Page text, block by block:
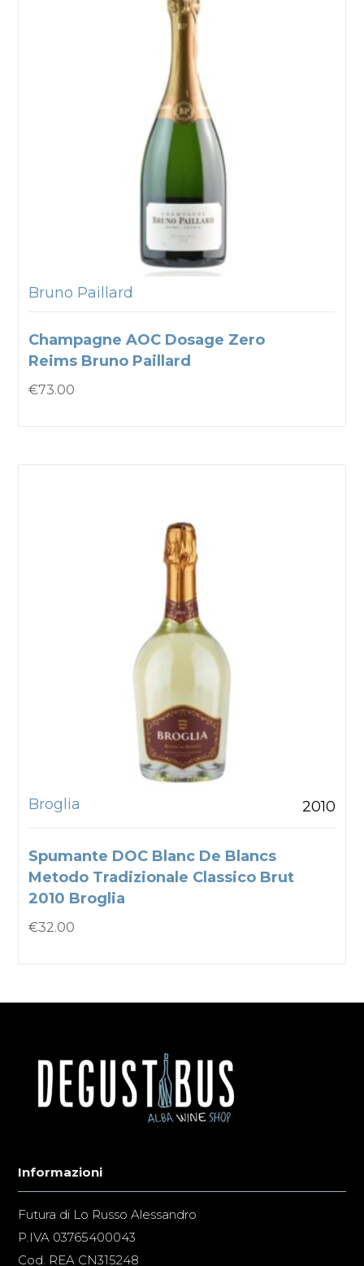
Bruno Paillard
Champagne AOC Dosage Zero
Reims Bruno Paillard
€73.00
Broglia 2010
Spumante DOC Blanc De Blancs
Metodo Tradizionale Classico Brut
2010 Broglia
€32.00
Informazioni
Futura di Lo Russo Alessandro
P.IVA 03765400043
Cod. REA CN315248